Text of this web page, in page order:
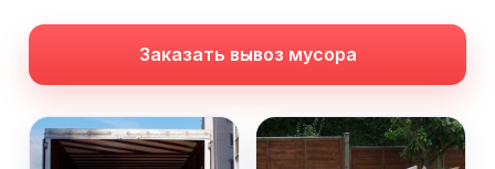
Заказать вывоз мусора